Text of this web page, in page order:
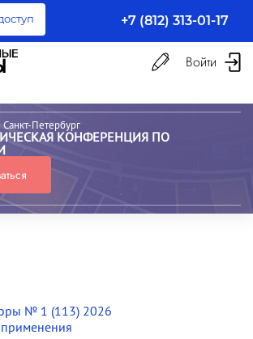
+7 (812) 313-01-17
Войти
| Санкт-Петербург
КОНФЕРЕНЦИЯ ПО
№ 1 (113) 2026